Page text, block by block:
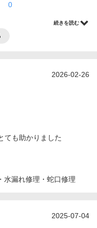
0
続きを読む
2026-02-26
ても助かりました
水漏れ修理・蛇口修理
2025-07-04